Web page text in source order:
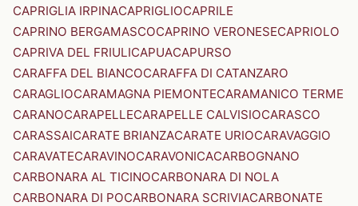
CAPRIGLIA IRPINACAPRIGLIOCAPRILE
CAPRINO BERGAMASCOCAPRINO VERONESECAPRIOLO
CAPRIVA DEL FRIULICAPUACAPURSO
CARAFFA DEL BIANCOCARAFFA DI CATANZARO
CARAGLIOCARAMAGNA PIEMONTECARAMANICO TERME
CARANOCARAPELLECARAPELLE CALVISIOCARASCO
CARASSAICARATE BRIANZACARATE URIOCARAVAGGIO
CARAVATECARAVINOCARAVONICACARBOGNANO
CARBONARA AL TICINOCARBONARA DI NOLA
CARBONARA DI POCARBONARA SCRIVIACARBONATE